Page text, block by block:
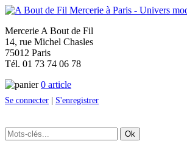
Mercerie A Bout de Fil
14, rue Michel Chasles
75012 Paris
Tél. 01 73 74 06 78
0 article
Se connecter | S'enregistrer
Ok